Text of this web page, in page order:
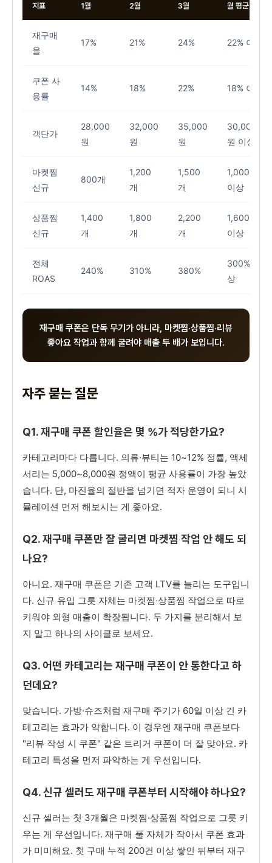
지표 1월 2월 3월 월 평균 목표
재구매
율
17% 21% 24% 22% 이상
쿠폰 사
용률
14% 18% 22% 18% 이상
객단가
28,000
원
32,000
원
35,000
원
30,000
원 이상
마켓찜
신규
800개
1,200
개
1,500
개
1,000개
이상
상품찜
신규
1,400
개
1,800
개
2,200
개
1,600개
이상
전체
ROAS
240% 310% 380%
300% 이
상
재구매 쿠폰은 단독 무기가 아니라, 마켓찜·상품찜·리뷰
좋아요 작업과 함께 굴려야 매출 두 배가 보입니다.
자주 묻는 질문
Q1. 재구매 쿠폰 할인율은 몇 %가 적당한가요?
카테고리마다 다릅니다. 의류·뷰티는 10~12% 정률, 액세
서리는 5,000~8,000원 정액이 평균 사용률이 가장 높았
습니다. 단, 마진율의 절반을 넘기면 적자 운영이 되니 시
뮬레이션 먼저 해보시는 게 좋아요.
Q2. 재구매 쿠폰만 잘 굴리면 마켓찜 작업 안 해도 되
나요?
아니요. 재구매 쿠폰은 기존 고객 LTV를 늘리는 도구입니
다. 신규 유입 그릇 자체는 마켓찜·상품찜 작업으로 따로
키워야 외형 매출이 확장됩니다. 두 가지를 분리해서 보
지 말고 하나의 사이클로 보세요.
Q3. 어떤 카테고리는 재구매 쿠폰이 안 통한다고 하
던데요?
맞습니다. 가방·슈즈처럼 재구매 주기가 60일 이상 긴 카
테고리는 효과가 약합니다. 이 경우엔 재구매 쿠폰보다
"리뷰 작성 시 쿠폰" 같은 트리거 쿠폰이 더 잘 맞아요. 카
테고리 특성을 먼저 파악하는 게 우선입니다.
Q4. 신규 셀러도 재구매 쿠폰부터 시작해야 하나요?
신규 셀러는 첫 3개월은 마켓찜·상품찜 작업으로 그릇 키
우는 게 우선입니다. 재구매 풀 자체가 작아서 쿠폰 효과
가 미미해요. 첫 구매 누적 200건 이상 쌓인 뒤부터 재구